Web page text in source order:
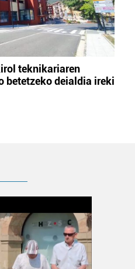
teknikariaren
betetzeko deialdia ireki